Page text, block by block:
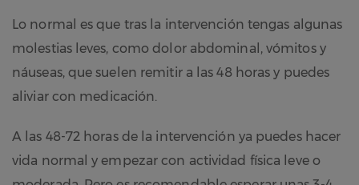
Lo normal es que tras la intervención tengas algunas
molestias leves, como dolor abdominal, vómitos y
náuseas, que suelen remitir a las 48 horas y puedes
aliviar con medicación.
A las 48-72 horas de la intervención ya puedes hacer
vida normal y empezar con actividad física leve o